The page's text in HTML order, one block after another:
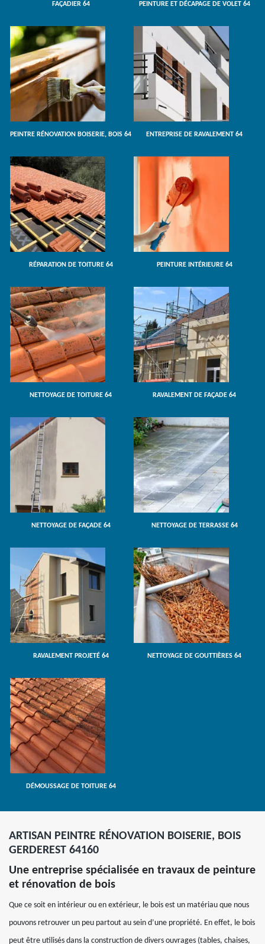
FAÇADIER 64 PEINTURE ET DÉCAPAGE DE VOLET 64
PEINTRE RÉNOVATION BOISERIE, BOIS 64 ENTREPRISE DE RAVALEMENT 64
RÉPARATION DE TOITURE 64 PEINTURE INTÉRIEURE 64
NETTOYAGE DE TOITURE 64 RAVALEMENT DE FAÇADE 64
NETTOYAGE DE FAÇADE 64 NETTOYAGE DE TERRASSE 64
RAVALEMENT PROJETÉ 64 NETTOYAGE DE GOUTTIÈRES 64
DÉMOUSSAGE DE TOITURE 64
ARTISAN PEINTRE RÉNOVATION BOISERIE, BOIS
GERDEREST 64160
Une entreprise spécialisée en travaux de peinture
et rénovation de bois
Que ce soit en intérieur ou en extérieur, le bois est un matériau que nous
pouvons retrouver un peu partout au sein d’une propriété. En effet, le bois
peut être utilisés dans la construction de divers ouvrages (tables, chaises,